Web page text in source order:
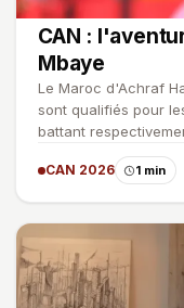
CAN :
Mbaye
Le Maroc d'Achraf
sont qualifiés pour
battant
CAN 2026 1 min